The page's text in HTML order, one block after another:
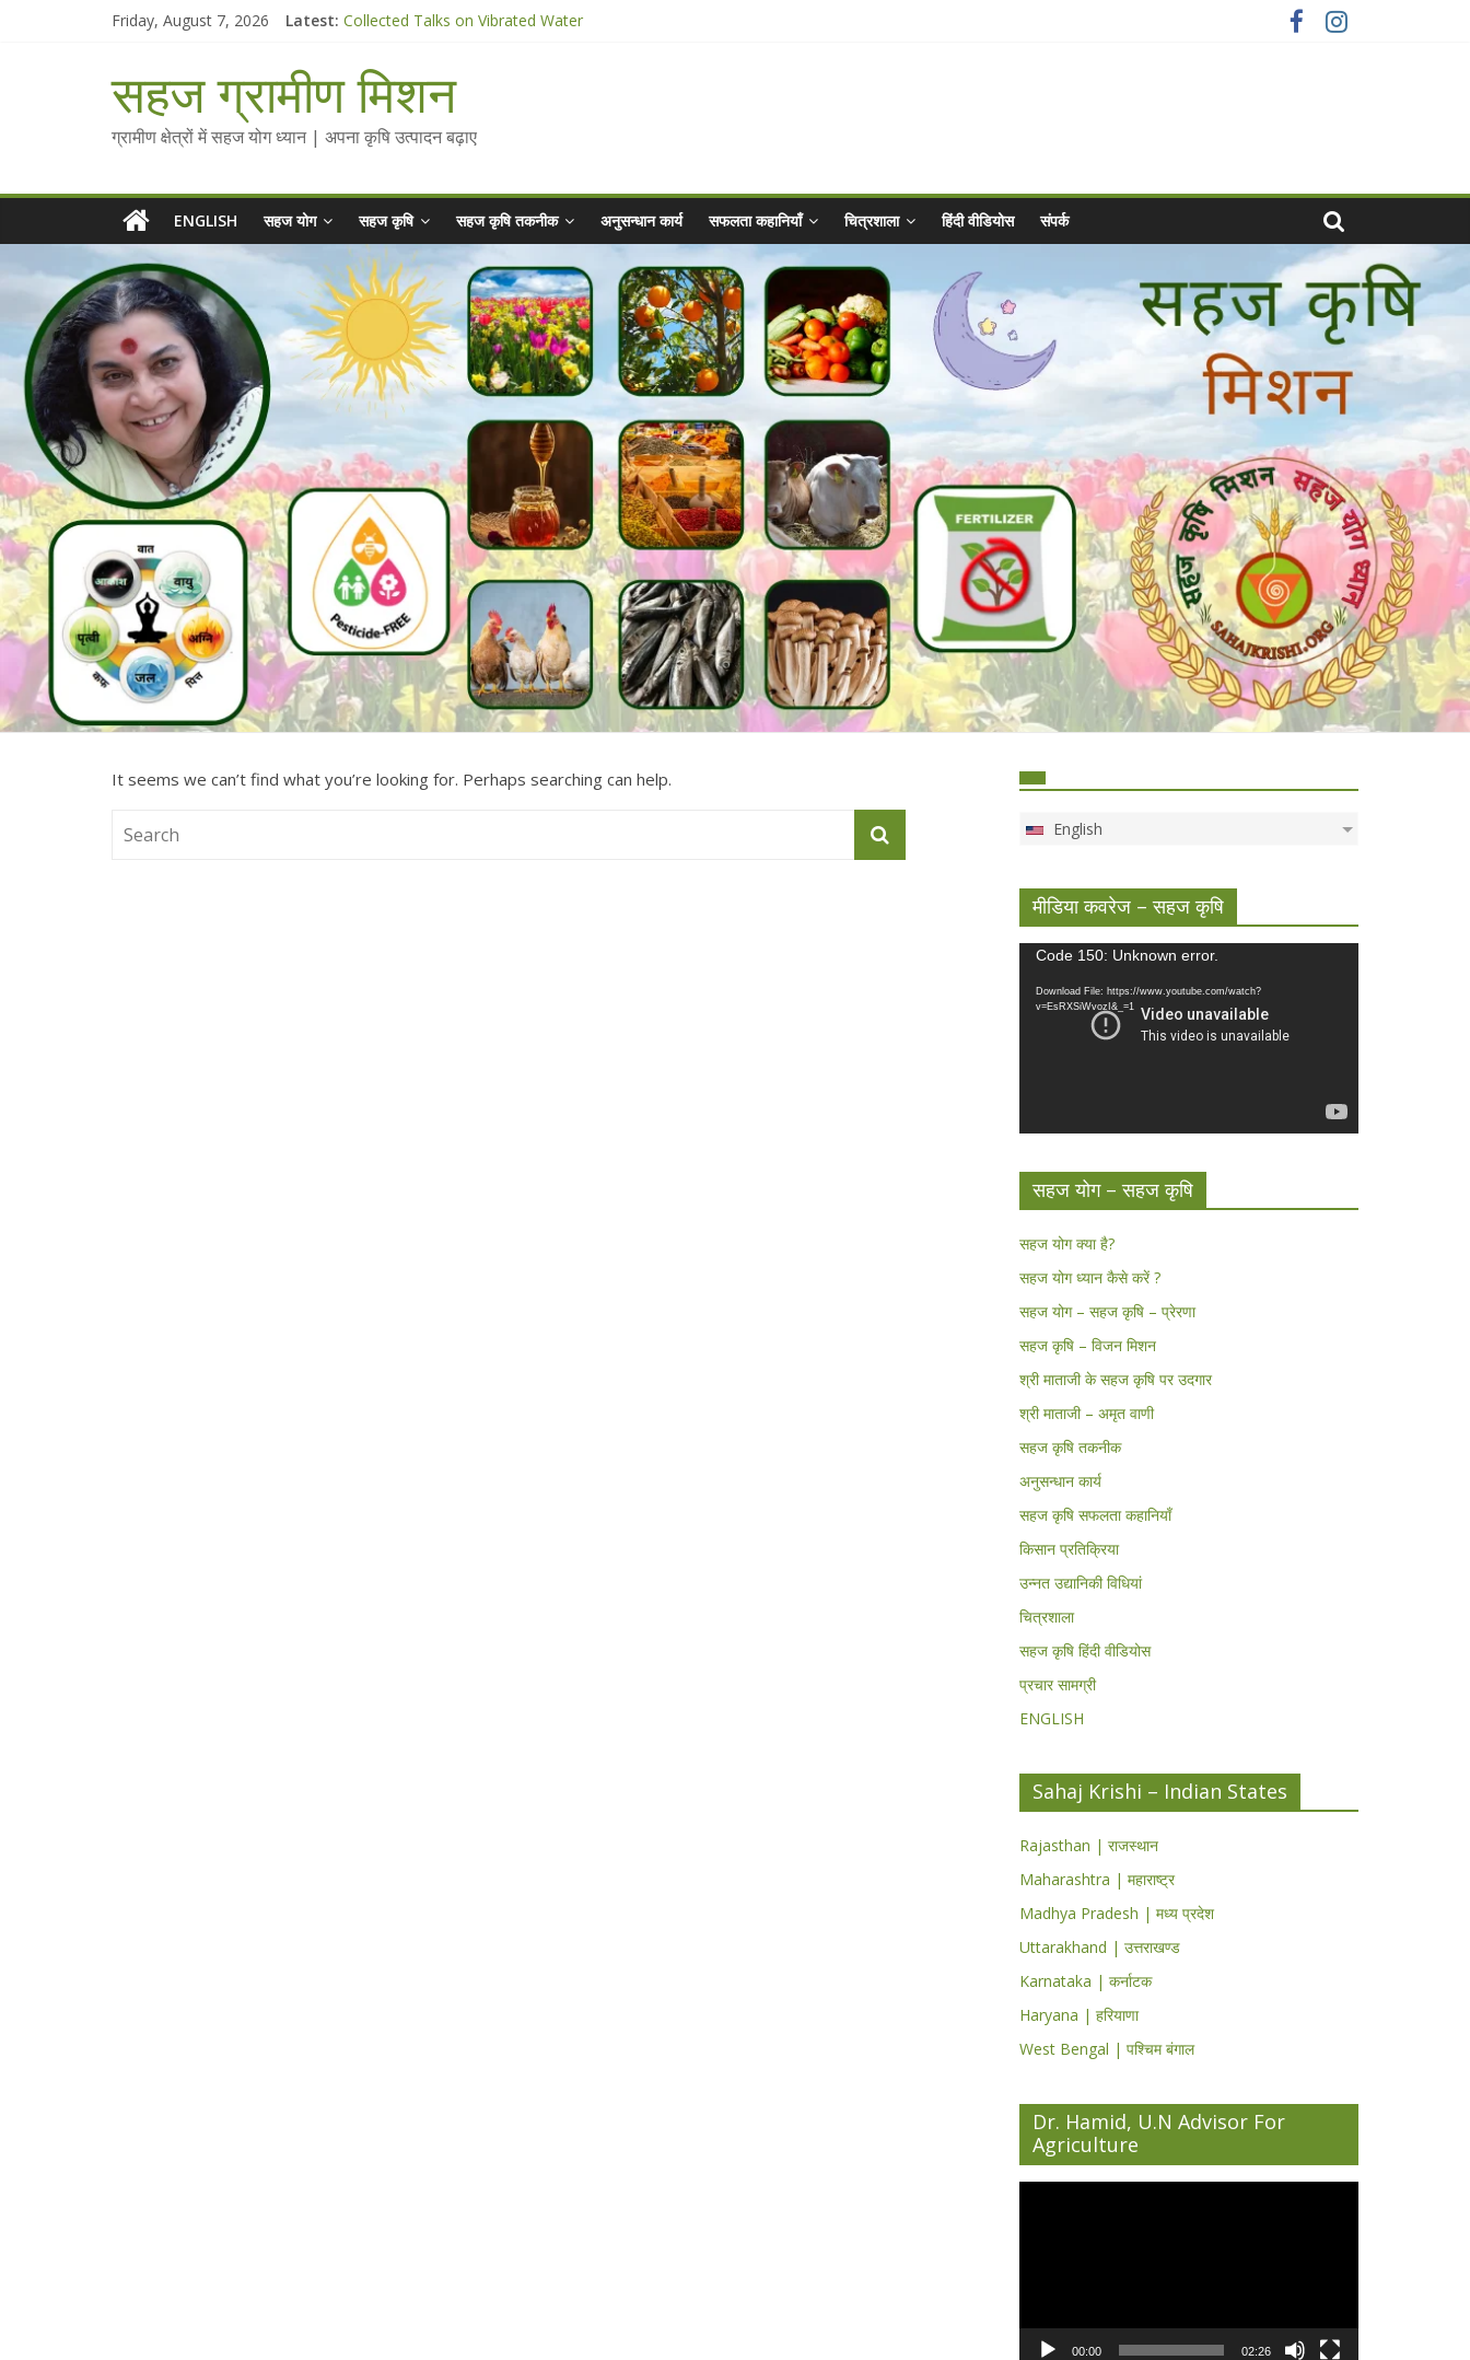
Friday, August 7, 2026 Latest: Collected Talks on Vibrated Water
चैतन्यित जल pdf
Standee Designs @ 2025 for Sahaj Krishi Promotions
Chalo Gaon Ki Or Abhiyaan - 2025-26
सहज ग्रामीण मिशन
ग्रामीण क्षेत्रों में सहज योग ध्यान | अपना कृषि उत्पादन बढ़ाए
ENGLISH सहज योग सहज कृषि सहज कृषि तकनीक अनुसन्धान कार्य सफलता कहानियाँ चित्रशाला हिंदी वीडियोस संपर्क
It seems we can’t find what you’re looking for. Perhaps searching can help.
English
मीडिया कवरेज – सहज कृषि
Video
Code 150: Unknown error.
Download File: https://www.youtube.com/watch?
v=EsRXSiWvozI&_=1
सहज योग – सहज कृषि
सहज योग क्या है?
सहज योग ध्यान कैसे करें ?
सहज योग – सहज कृषि – प्रेरणा
सहज कृषि – विजन मिशन
श्री माताजी के सहज कृषि पर उदगार
श्री माताजी – अमृत वाणी
सहज कृषि तकनीक
अनुसन्धान कार्य
सहज कृषि सफलता कहानियाँ
किसान प्रतिक्रिया
उन्नत उद्यानिकी विधियां
चित्रशाला
सहज कृषि हिंदी वीडियोस
प्रचार सामग्री
ENGLISH
Sahaj Krishi – Indian States
Rajasthan | राजस्थान
Maharashtra | महाराष्ट्र
Madhya Pradesh | मध्य प्रदेश
Uttarakhand | उत्तराखण्ड
Karnataka | कर्नाटक
Haryana | हरियाणा
West Bengal | पश्चिम बंगाल
Dr. Hamid, U.N Advisor For
Agriculture
00:00 02:26